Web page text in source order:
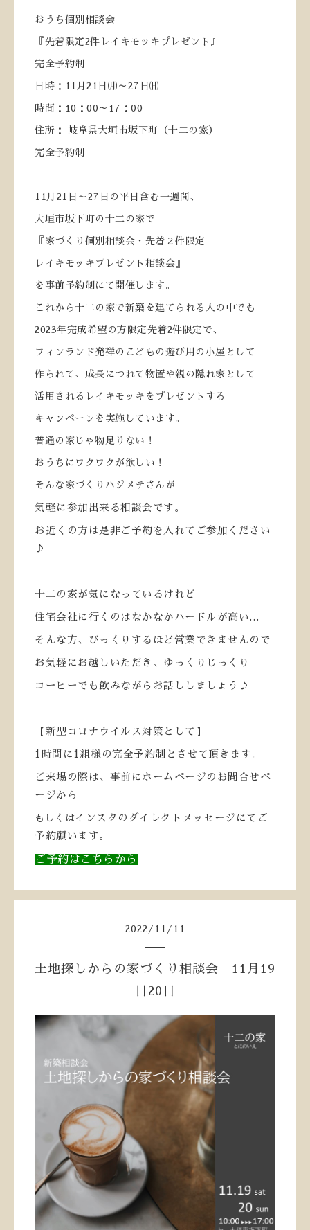
おうち個別相談会
『先着限定2件レイキモッキプレゼント』
完全予約制
日時： 11 月 21 日㈪～ 27 日㈰
時間： 10 ： 00 ～ 17 ： 00
住所： 岐阜県大垣市坂下町（十二の家）
完全予約制
11 月 21 日～ 27 日の平日含む一週間、
大垣市坂下町の十二の家で
『家づくり個別相談会・先着２件限定
レイキモッキプレゼント相談会』
を事前予約制にて開催します。
これから十二の家で新築を建てられる人の中でも
2023年完成希望の方限定先着2件限定で、
フィンランド発祥のこどもの遊び用の小屋として
作られて、成長につれて物置や親の隠れ家として
活用されるレイキモッキをプレゼントする
キャンペーンを実施しています。
普通の家じゃ物足りない！
おうちにワクワクが欲しい！
そんな家づくりハジメテさんが
気軽に参加出来る相談会です。
お近くの方は是非ご予約を入れてご参加ください
♪
十二の家が気になっているけれど
住宅会社に行くのはなかなかハードルが高い…
そんな方、びっくりするほど営業できませんので
お気軽にお越しいただき、ゆっくりじっくり
コーヒーでも飲みながらお話ししましょう♪
【新型コロナウイルス対策として】
1 時間に 1 組様の完全予約制とさせて頂きます。
ご来場の際は、事前にホームページのお問合せペ
ージから
もしくは インスタのダイレクトメッセージにてご
予約願います。
ご予約はこちらから
2022 / 11 / 11
土地探しからの家づくり相談会 11月19
日20日